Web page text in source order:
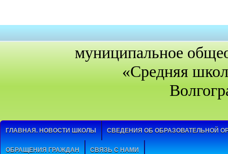
муниципальное
«Средняя
ГЛАВНАЯ. НОВОСТИ ШКОЛЫ СВЕДЕНИЯ ОБ ОБРАЗОВАТЕЛЬНОЙ
ОБРАЩЕНИЯ ГРАЖДАН СВЯЗЬ С НАМИ